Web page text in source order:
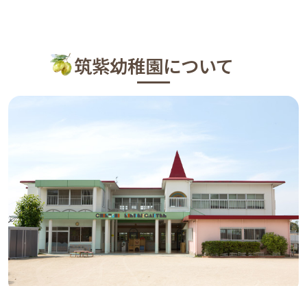
筑紫幼稚園について